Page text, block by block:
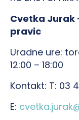
Cvetka Jurak
pravic
Uradne ure:
12:00 – 18:00
Kontakt: T: 03
E: